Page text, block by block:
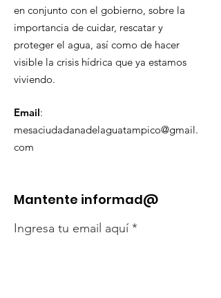
en conjunto con el gobierno, sobre la
importancia de cuidar, rescatar y
proteger el agua, así como de hacer
visible la crisis hídrica que ya estamos
viviendo.
Email:
mesaciudadanadelaguatampico@gmail.
com
Mantente informad@
Ingresa tu email aquí